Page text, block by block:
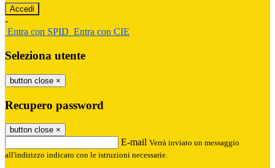
-
Entra con SPID Entra con CIE
Seleziona utente
button close ×
Recupero password
button close ×
E-mail Verrà inviato un messaggio
all'indirizzo indicato con le istruzioni necessarie.